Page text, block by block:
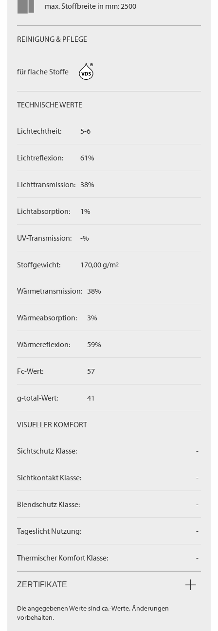
max. Stoffbreite in mm: 2500
REINIGUNG & PFLEGE
für flache Stoffe
TECHNISCHE WERTE
Lichtechtheit: 5-6
Lichtreflexion: 61%
Lichttransmission: 38%
Lichtabsorption: 1%
UV-Transmission: -%
Stoffgewicht: 170,00 g/m2
Wärmetransmission: 38%
Wärmeabsorption: 3%
Wärmereflexion: 59%
Fc-Wert: 57
g-total-Wert: 41
VISUELLER KOMFORT
Sichtschutz Klasse: -
Sichtkontakt Klasse: -
Blendschutz Klasse: -
Tageslicht Nutzung: -
Thermischer Komfort Klasse: -
ZERTIFIKATE
Die angegebenen Werte sind ca.-Werte. Änderungen
vorbehalten.